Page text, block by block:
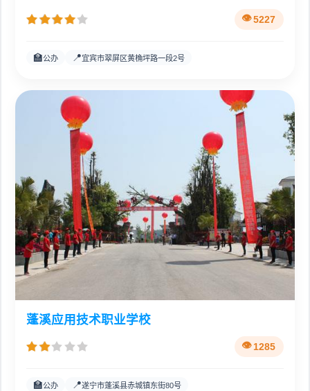
5227
🏫公办 📍宜宾市翠屏区黄桷坪路一段2号
蓬溪应用技术职业学校
1285
🏫公办 📍遂宁市蓬溪县赤城镇东街80号